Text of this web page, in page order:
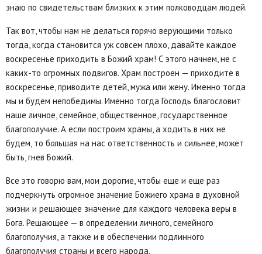
знаю по свидетельствам близких к этим полководцам людей.
Так вот, чтобы нам не делаться горячо верующими только
тогда, когда становится уж совсем плохо, давайте каждое
воскресенье приходить в Божий храм! С этого начнем, не с
каких-то огромных подвигов. Храм построен — приходите в
воскресенье, приводите детей, мужа или жену. Именно тогда
мы и будем непобедимы. Именно тогда Господь благословит
наше личное, семейное, общественное, государственное
благополучие. А если построим храмы, а ходить в них не
будем, то большая на нас ответственность и сильнее, может
быть, гнев Божий.
Все это говорю вам, мои дорогие, чтобы еще и еще раз
подчеркнуть огромное значение Божиего храма в духовной
жизни и решающее значение для каждого человека веры в
Бога. Решающее — в определении личного, семейного
благополучия, а также и в обеспечении подлинного
благополучия страны и всего народа.